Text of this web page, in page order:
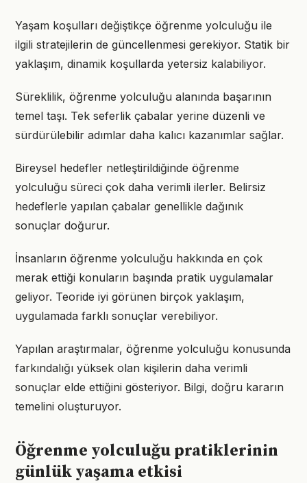
Yaşam koşulları değiştikçe öğrenme yolculuğu ile
ilgili stratejilerin de güncellenmesi gerekiyor. Statik bir
yaklaşım, dinamik koşullarda yetersiz kalabiliyor.
Süreklilik, öğrenme yolculuğu alanında başarının
temel taşı. Tek seferlik çabalar yerine düzenli ve
sürdürülebilir adımlar daha kalıcı kazanımlar sağlar.
Bireysel hedefler netleştirildiğinde öğrenme
yolculuğu süreci çok daha verimli ilerler. Belirsiz
hedeflerle yapılan çabalar genellikle dağınık
sonuçlar doğurur.
İnsanların öğrenme yolculuğu hakkında en çok
merak ettiği konuların başında pratik uygulamalar
geliyor. Teoride iyi görünen birçok yaklaşım,
uygulamada farklı sonuçlar verebiliyor.
Yapılan araştırmalar, öğrenme yolculuğu konusunda
farkındalığı yüksek olan kişilerin daha verimli
sonuçlar elde ettiğini gösteriyor. Bilgi, doğru kararın
temelini oluşturuyor.
Öğrenme yolculuğu pratiklerinin
günlük yaşama etkisi